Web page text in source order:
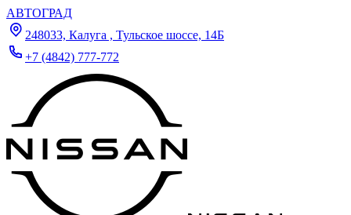
АВТОГРАД
248033, Калуга , Тульское шоссе, 14Б
+7 (4842) 777-772